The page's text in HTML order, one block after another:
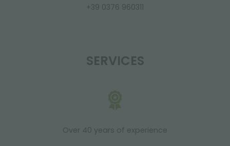
+39 0376 960311
SERVICES
Over 40 years of experience